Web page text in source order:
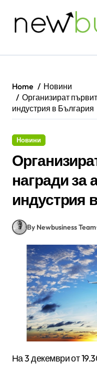
Home
Новини
Организират
индустрия в България
Новини
награди за
индустрия
By Newbusiness Team
На 3 декември от 19.30 ч. в Новотел София от